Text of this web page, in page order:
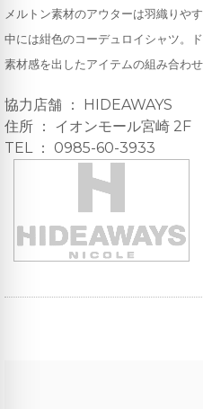
メルトン素材のアウターは羽織りや
中には紺色のコーデュロイシャツ。
素材感を出したアイテムの組み合わ
協力店舗 ： HIDEAWAYS
住所 ： イオンモール宮崎 2F
TEL ： 0985-60-3933